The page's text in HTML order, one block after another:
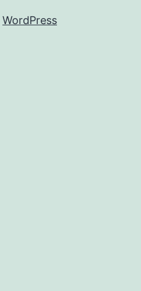
WordPress